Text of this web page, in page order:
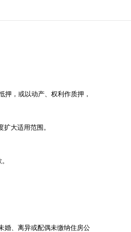
，或以动产、权利作质押，
大适用范围。
婚、离异或配偶未缴纳住房公